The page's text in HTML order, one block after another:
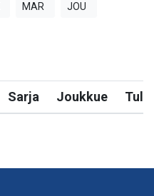
MAR JOU
Sarja Joukkue